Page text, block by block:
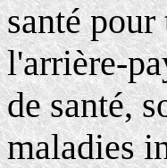
santé
l'arrière-
de santé,
maladies